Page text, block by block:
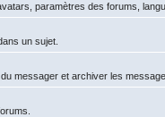
paramètres des forums,
un sujet.
messager et archiver les